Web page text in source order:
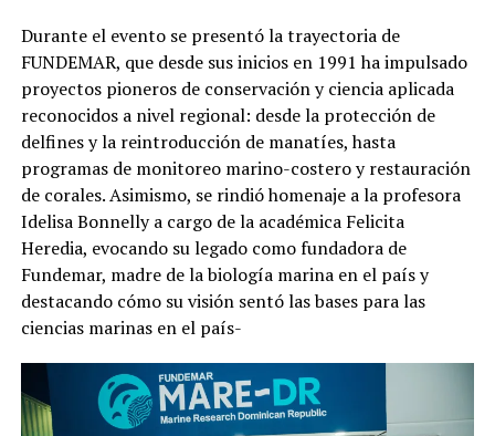
Durante el evento se presentó la trayectoria de
FUNDEMAR, que desde sus inicios en 1991 ha impulsado
proyectos pioneros de conservación y ciencia aplicada
reconocidos a nivel regional: desde la protección de
delfines y la reintroducción de manatíes, hasta
programas de monitoreo marino-costero y restauración
de corales. Asimismo, se rindió homenaje a la profesora
Idelisa Bonnelly a cargo de la académica Felicita
Heredia, evocando su legado como fundadora de
Fundemar, madre de la biología marina en el país y
destacando cómo su visión sentó las bases para las
ciencias marinas en el país-